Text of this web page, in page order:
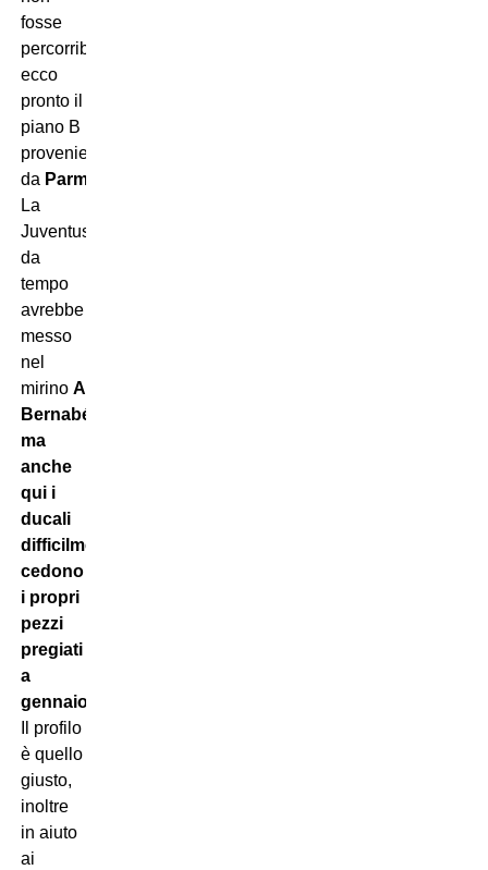
fosse
percorribile,
ecco
pronto il
piano B
proveniente
da Parma
La
Juventus
da
tempo
avrebbe
messo
nel
mirino Adrien
Bernabé,
ma
anche
qui i
ducali
difficilmente
cedono
i propri
pezzi
pregiati
a
gennaio
Il profilo
è quello
giusto,
inoltre
in aiuto
ai